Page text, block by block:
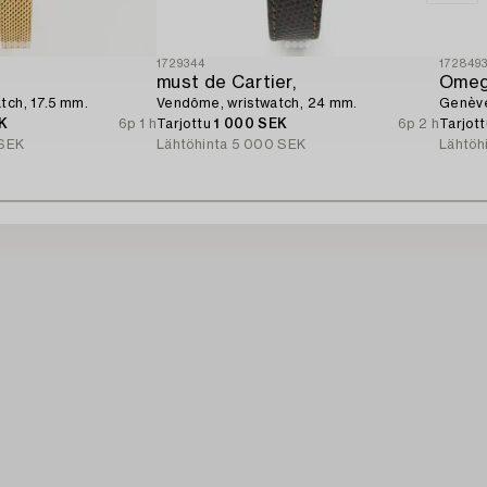
17.5 mm.
6p 1 h
1729344
must de Cartier,
Vendôme, wristwatch, 24 mm.
Tarjottu1 000 SEK
6p 2 h
Lähtöhinta 5 000 SEK